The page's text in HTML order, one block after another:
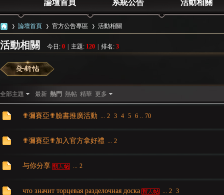
論壇首頁 系統公告 活動相關
彌
賽
論壇首頁
›
官方公告專區 活動相關
活動相關 今日: 0 主題: 120 排名: 3
全部主題 最新 熱門 熱帖 精華 更多
✟彌賽亞✟臉書推廣活動 ... 2 3 4 5 6 .. 70
✟彌賽亞✟加入官方拿好禮 ... 2
与你分享 ... 2
что значит торцевая разделочная доска ... 2 3